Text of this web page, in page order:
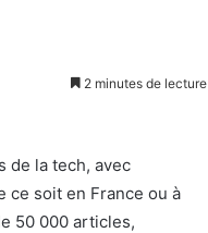
2 minutes de lecture
de la tech, avec
ce soit en France ou à
50 000 articles,